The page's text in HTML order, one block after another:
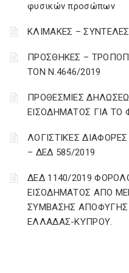
φυσικών προσώπων
ΚΛΙΜΑΚΕΣ –
ΠΡΟΣΘΗΚΕΣ –
ΤΟΝ Ν.4646/2019
ΠΡΟΘΕΣΜΙΕΣ
ΕΙΣΟΔΗΜΑΤΟΣ ΓΙΑ ΤΟ
ΛΟΓΙΣΤΙΚΈΣ
– ΔΕΔ 585/2019
ΔΕΔ 1140/2019
ΕΙΣΟΔΗΜΑΤΟΣ ΑΠΟ
ΣΥΜΒΑΣΗΣ ΑΠΟΦΥΓΗΣ
ΕΛΛΑΔΑΣ-ΚΥΠΡΟΥ.